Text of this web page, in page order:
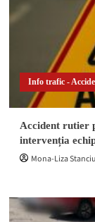
Info trafic -
Accident rutier
intervenția
Mona-Liza Stanciu